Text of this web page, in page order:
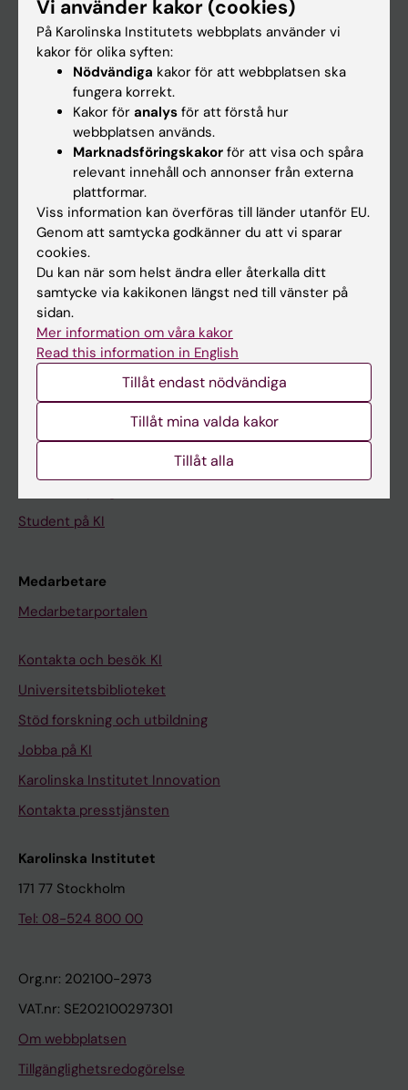
Huvudmeny
Utbildning
Forskarutbildning
Forskning
På gång
Nyheter
Kalender
Student
Ladok
Canvas
Student på KI
Medarbetare
Medarbetarportalen
Kontakta och besök KI
Universitetsbiblioteket
Stöd forskning och utbildning
Jobba på KI
Karolinska Institutet Innovation
Kontakta presstjänsten
Karolinska Institutet
171 77 Stockholm
Tel: 08-524 800 00
Org.nr: 202100-2973
VAT.nr: SE202100297301
Om webbplatsen
Tillgänglighetsredogörelse
Vi använder kakor (cookies)
På Karolinska Institutets webbplats använder vi
kakor för olika syften:
Nödvändiga kakor för att webbplatsen ska
fungera korrekt.
Kakor för analys för att förstå hur
webbplatsen används.
Marknadsföringskakor för att visa och spåra
relevant innehåll och annonser från externa
plattformar.
Viss information kan överföras till länder utanför EU.
Genom att samtycka godkänner du att vi sparar
cookies.
Du kan när som helst ändra eller återkalla ditt
samtycke via kakikonen längst ned till vänster på
sidan.
Mer information om våra kakor
Read this information in English
Tillåt endast nödvändiga
Tillåt mina valda kakor
Tillåt alla